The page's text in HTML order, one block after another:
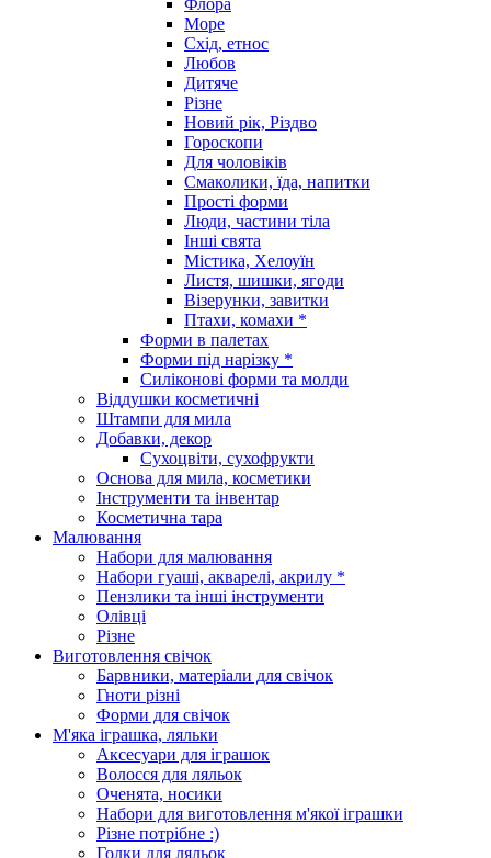
Море
Схід, етнос
Любов
Дитяче
Різне
Новий рік, Різдво
Гороскопи
Для чоловіків
Смаколики, їда, напитки
Прості форми
Люди, частини тіла
Інші свята
Містика, Хелоуїн
Листя, шишки, ягоди
Візерунки, завитки
Птахи, комахи *
Форми в палетах
Форми під нарізку *
Силіконові форми та молди
Віддушки косметичні
Штампи для мила
Добавки, декор
Сухоцвіти, сухофрукти
Основа для мила, косметики
Інструменти та інвентар
Косметична тара
Малювання
Набори для малювання
Набори гуаші, акварелі, акрилу *
Пензлики та інші інструменти
Олівці
Різне
Виготовлення свічок
Барвники, матеріали для свічок
Гноти різні
Форми для свічок
М'яка іграшка, ляльки
Аксесуари для іграшок
Волосся для ляльок
Оченята, носики
Набори для виготовлення м'якої іграшки
Різне потрібне :)
Голки для ляльок